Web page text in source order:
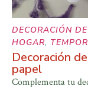
DECORACIÓN
HOGAR,
Decoración
papel
Complementa tu